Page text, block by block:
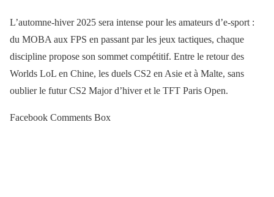
L’automne-hiver 2025 sera intense pour les amateurs d’e-sport :
du MOBA aux FPS en passant par les jeux tactiques, chaque
discipline propose son sommet compétitif. Entre le retour des
Worlds LoL en Chine, les duels CS2 en Asie et à Malte, sans
oublier le futur CS2 Major d’hiver et le TFT Paris Open.
Facebook Comments Box